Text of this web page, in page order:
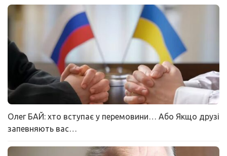
Олег БАЙ: хто вступає у перемовини… Або Якщо друзі
запевняють вас…